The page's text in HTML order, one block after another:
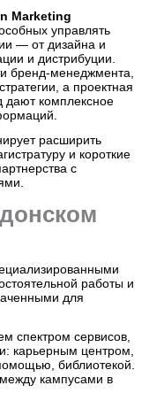
Marketing
управлять
— от дизайна и
и дистрибуции.
бренд-менеджмента,
а проектная
дают комплексное
расширить
и короткие
с
работы и
для
спектром сервисов,
карьерным центром,
библиотекой.
кампусами в